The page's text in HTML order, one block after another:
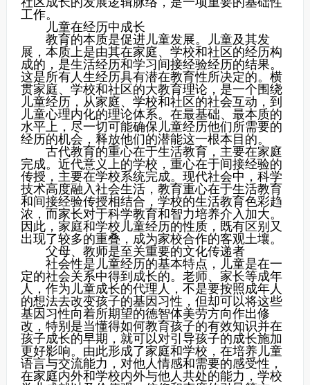
工作。
儿童在经历中成长
教育的本质是促进儿童发展。儿童及其发
展，本质上是由其在家庭、学校和社区的经历构
成的，是生活经历和学习间接经验经历的结果。
这是所有人生经历具有潜在教育性所决定的。横
贯家庭、学校和社区的大教育理论，是一个围绕
儿童经历，从家庭、学校和社区的社会互动，到
儿童心理内化的理论体系。在最基础、最本质的
水平上，尽一切可能确保儿童经历他们所需要的
经历的机会，释放他们的潜能这一根本目的。
古代教育的重心在于生活教育，主要在家庭
完成。近代意义上的学校，重心在于间接经验的
传授，主要在学校系统完成。现代社会中，科学
技术高度融入社会生活，教育重心在于生活教育
和间接经验传授相结合，学校的生活教育色彩趋
浓，而家长对于科学教育和智力培养介入加大。
因此，家庭和学校儿童经历的性质，既有区别又
出现了较多的重叠，成为家校合作的客观土壤。
父母、教师是至关重要的文化传递者
社会性是儿童经历的基本特点，儿童是在一
定的社会关系中得到成长的。老师、家长等成年
人，作为儿童成长的代理人，不是要按照成年人
的想法去改变孩子的基因习性，但却可以将这些
基因习性向着所期望的德智体美劳方向作出修
改，特别是当懂得如何教育孩子的有效知识并在
孩子成长的早期，就可以对引导孩子的成长施加
更好影响。由此形成了家庭和学校，在培养儿童
语言与交流能力，对他人情感和需要的感受性，
在家庭内外和学校内外与他人共处的能力，学校